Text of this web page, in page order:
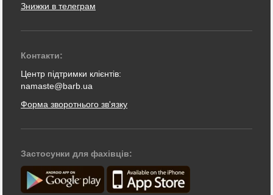
Знижки в телеграм
Контакти:
Центр підтримки клієнтів:
namaste@barb.ua
Форма зворотнього зв'язку
Застосунки для фахівців: